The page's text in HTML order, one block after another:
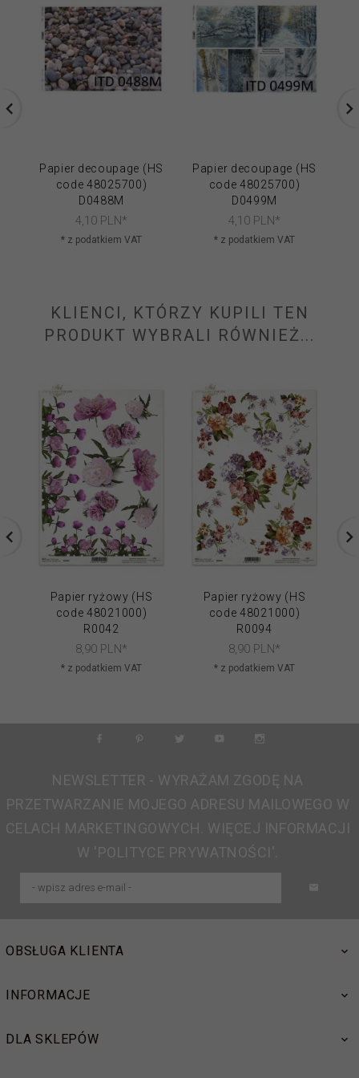
Papier decoupage (HS
code 48025700)
D0488M
4,10 PLN*
* z podatkiem VAT
Papier decoupage (HS
code 48025700)
D0499M
4,10 PLN*
* z podatkiem VAT
KLIENCI, KTÓRZY KUPILI TEN
PRODUKT WYBRALI RÓWNIEŻ...
Papier ryżowy (HS
code 48021000)
R0042
8,90 PLN*
* z podatkiem VAT
Papier ryżowy (HS
code 48021000)
R0094
8,90 PLN*
* z podatkiem VAT
NEWSLETTER - WYRAŻAM ZGODĘ NA
PRZETWARZANIE MOJEGO ADRESU MAILOWEGO W
CELACH MARKETINGOWYCH. WIĘCEJ INFORMACJI
W 'POLITYCE PRYWATNOŚCI'.
OBSŁUGA KLIENTA
INFORMACJE
DLA SKLEPÓW